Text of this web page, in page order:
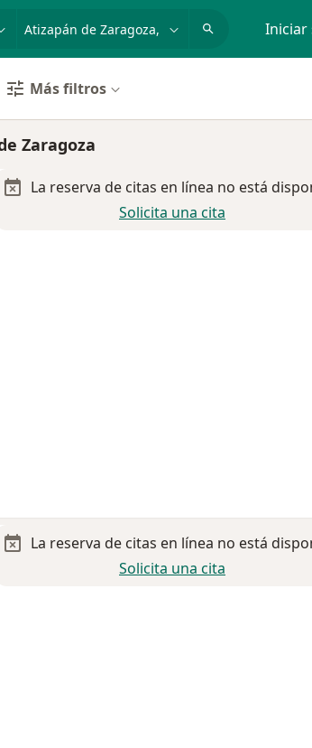
o nombre
p. ej. Guadalajara Iniciar
Más filtros
Zaragoza
La reserva de citas en línea no está
Solicita una cita
La reserva de citas en línea no está
Solicita una cita